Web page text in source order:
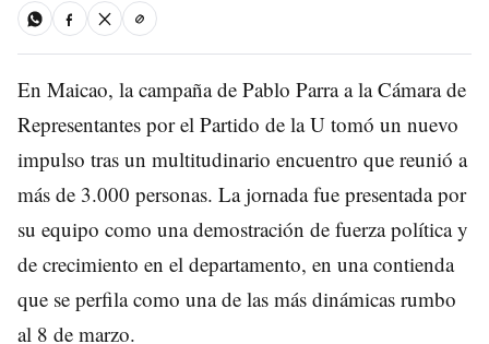
En Maicao, la campaña de Pablo Parra a la Cámara de
Representantes por el Partido de la U tomó un nuevo
impulso tras un multitudinario encuentro que reunió a
más de 3.000 personas. La jornada fue presentada por
su equipo como una demostración de fuerza política y
de crecimiento en el departamento, en una contienda
que se perfila como una de las más dinámicas rumbo
al 8 de marzo.